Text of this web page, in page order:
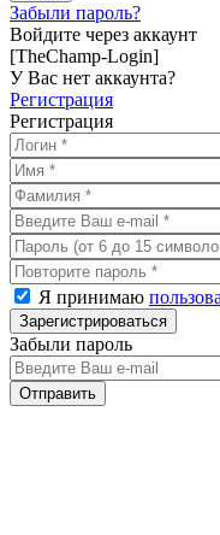
Забыли пароль?
Войдите через аккаунт
[TheChamp-Login]
У Вас нет аккаунта?
Регистрация
Регистрация
Я принимаю
Забыли пароль